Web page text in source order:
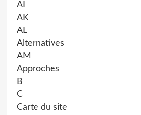
AI
AK
AL
Alternatives
AM
Approches
B
C
Carte du site